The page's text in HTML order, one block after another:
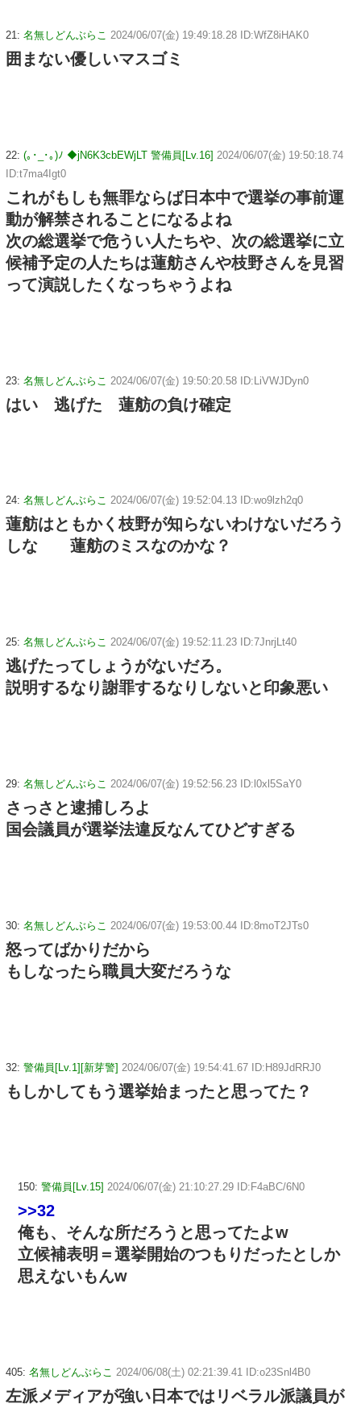
21: 名無しどんぶらこ 2024/06/07(金) 19:49:18.28 ID:WfZ8iHAK0
囲まない優しいマスゴミ
22: (｡･_･｡)ﾉ ◆jN6K3cbEWjLT 警備員[Lv.16] 2024/06/07(金) 19:50:18.74
ID:t7ma4Igt0
これがもしも無罪ならば日本中で選挙の事前運
動が解禁されることになるよね
次の総選挙で危うい人たちや、次の総選挙に立
候補予定の人たちは蓮舫さんや枝野さんを見習
って演説したくなっちゃうよね
23: 名無しどんぶらこ 2024/06/07(金) 19:50:20.58 ID:LiVWJDyn0
はい 逃げた 蓮舫の負け確定
24: 名無しどんぶらこ 2024/06/07(金) 19:52:04.13 ID:wo9lzh2q0
蓮舫はともかく枝野が知らないわけないだろう
しな 蓮舫のミスなのかな？
25: 名無しどんぶらこ 2024/06/07(金) 19:52:11.23 ID:7JnrjLt40
逃げたってしょうがないだろ。
説明するなり謝罪するなりしないと印象悪い
29: 名無しどんぶらこ 2024/06/07(金) 19:52:56.23 ID:l0xl5SaY0
さっさと逮捕しろよ
国会議員が選挙法違反なんてひどすぎる
30: 名無しどんぶらこ 2024/06/07(金) 19:53:00.44 ID:8moT2JTs0
怒ってばかりだから
もしなったら職員大変だろうな
32: 警備員[Lv.1][新芽警] 2024/06/07(金) 19:54:41.67 ID:H89JdRRJ0
もしかしてもう選挙始まったと思ってた？
150: 警備員[Lv.15] 2024/06/07(金) 21:10:27.29 ID:F4aBC/6N0
>>32
俺も、そんな所だろうと思ってたよw
立候補表明＝選挙開始のつもりだったとしか
思えないもんw
405: 名無しどんぶらこ 2024/06/08(土) 02:21:39.41 ID:o23Snl4B0
左派メディアが強い日本ではリベラル派議員が